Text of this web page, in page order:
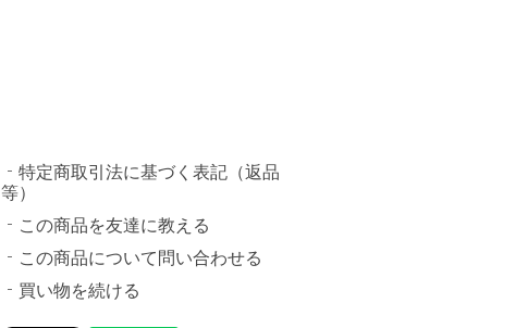
特定商取引法に基づく表記（返品
等）
この商品を友達に教える
この商品について問い合わせる
買い物を続ける